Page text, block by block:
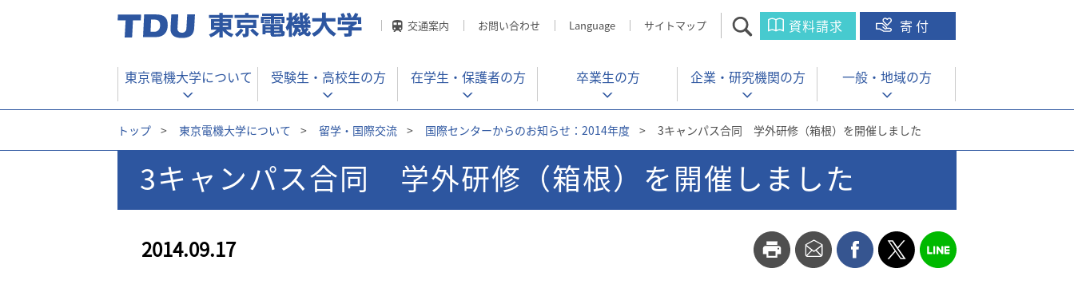
交通案内 お問い合わせ Language サイトマップ 資料請求 寄付
東京電機大学について 受験生・ 高校生の方 在学生・ 保護者の方 卒業生の方 企業・ 研究機関の方 一般・ 地域の方
トップ > 東京電機大学について > 留学・国際交流 > 国際センターからのお知らせ：2014年度 > 3キャンパス合同 学外研修（箱根）を開催しました
3キャンパス合同 学外研修（箱根）を開催しました
2014.09.17